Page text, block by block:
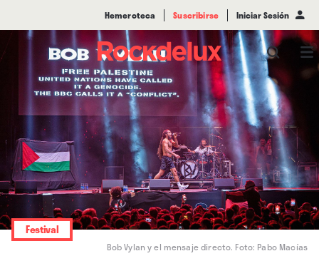
Hemeroteca Suscribirse Iniciar Sesión
Bob Vylan y el mensaje directo. Foto: Pabo Macías
Festival